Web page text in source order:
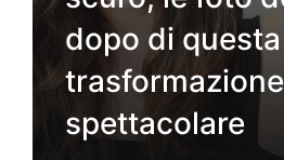
dopo di questa
trasformazione
spettacolare